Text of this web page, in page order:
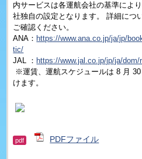
内サービスは各運航会社の基準によ
社独自の設定となります。 詳細につ
ご確認ください。
ANA ： https://www.ana.co.jp/ja/jp/
tic/
JAL ： https://www.jal.co.jp/jp/ja/
※運賃、運航スケジュールは 8 月
けます。
pdf PDFファイル